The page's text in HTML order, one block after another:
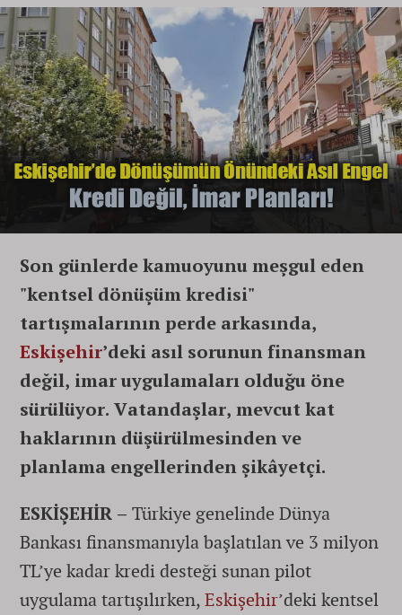
Son günlerde kamuoyunu meşgul eden
"kentsel dönüşüm kredisi"
tartışmalarının perde arkasında,
Eskişehir’deki asıl sorunun finansman
değil, imar uygulamaları olduğu öne
sürülüyor. Vatandaşlar, mevcut kat
haklarının düşürülmesinden ve
planlama engellerinden şikâyetçi.
ESKİŞEHİR – Türkiye genelinde Dünya
Bankası finansmanıyla başlatılan ve 3 milyon
TL’ye kadar kredi desteği sunan pilot
uygulama tartışılırken,Eskişehir’deki kentsel